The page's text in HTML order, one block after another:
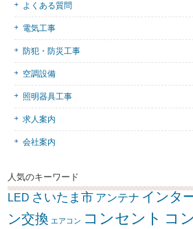
よくある質問
電気工事
防犯・防災工事
空調設備
照明器具工事
求人案内
会社案内
人気のキーワード
LED さいたま市 アンテナ インタ
ン交換 エアコン コンセント コ